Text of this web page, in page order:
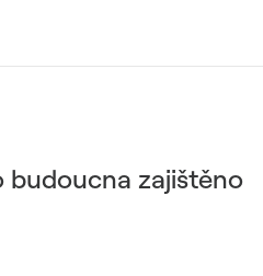
budoucna zajištěno